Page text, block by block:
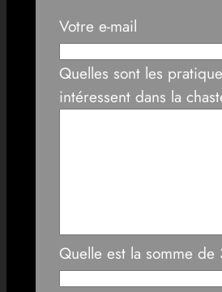
Votre e-mail
Quelles sont les
intéressent dans la
Quelle est la somme